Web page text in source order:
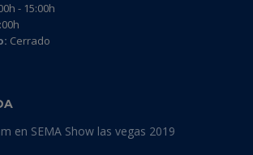
- 15:00h
Cerrado
en SEMA Show las vegas 2019